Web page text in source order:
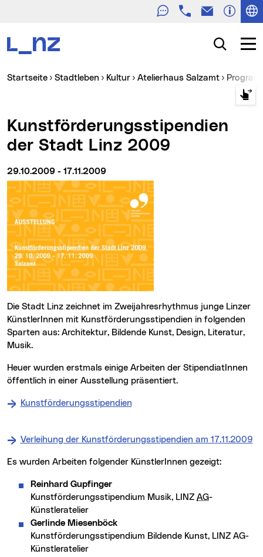
TelefonE-Mail
Suche
Sie sind hier:
Startseite Stadtleben Kultur Atelierhaus Salzamt
Kunstförderungsstipendien
der Stadt Linz 2009
29.10.2009 - 17.11.2009
Die Stadt Linz zeichnet im Zweijahresrhythmus junge Linzer
KünstlerInnen mit Kunstförderungsstipendien in folgenden
Sparten aus: Architektur, Bildende Kunst, Design, Literatur,
Musik.
Heuer wurden erstmals einige Arbeiten der StipendiatInnen
öffentlich in einer Ausstellung präsentiert.
Kunstförderungsstipendien
Verleihung der Kunstförderungsstipendien am 17.11.2009
Es wurden Arbeiten folgender KünstlerInnen gezeigt:
Reinhard Gupfinger
Kunstförderungsstipendium Musik, LINZ AG-
Künstleratelier
Gerlinde Miesenböck
Kunstförderungsstipendium Bildende Kunst, LINZ AG-
Künstleratelier